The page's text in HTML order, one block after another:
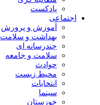
پادکست
اجتماعی
آموزش و پرورش
بهداشت و سلامت
چندرسانه ای
سلامت و جامعه
حوادث
محیط زیست
انتخابات
سینما
خوزستان